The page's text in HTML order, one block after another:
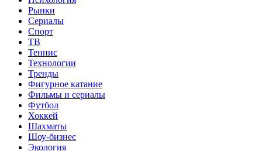
Рынки
Сериалы
Спорт
ТВ
Теннис
Технологии
Тренды
Фигурное катание
Фильмы и сериалы
Футбол
Хоккей
Шахматы
Шоу-бизнес
Экология